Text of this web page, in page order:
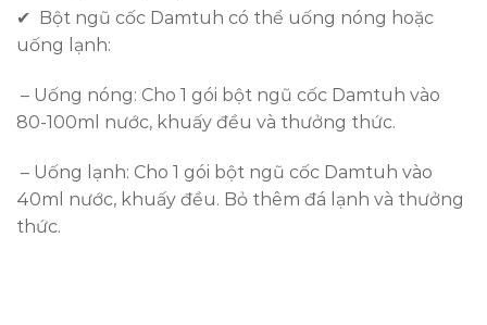
✔ Bột ngũ cốc Damtuh có thể uống nóng hoặc
uống lạnh:
– Uống nóng: Cho 1 gói bột ngũ cốc Damtuh vào
80-100ml nước, khuấy đều và thưởng thức.
– Uống lạnh: Cho 1 gói bột ngũ cốc Damtuh vào
40ml nước, khuấy đều. Bỏ thêm đá lạnh và thưởng
thức.